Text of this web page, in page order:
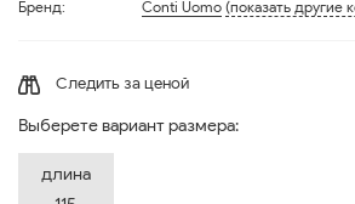
Бренд:
Conti Uomo (показать другие
Следить за ценой
Выберете вариант размера:
длина